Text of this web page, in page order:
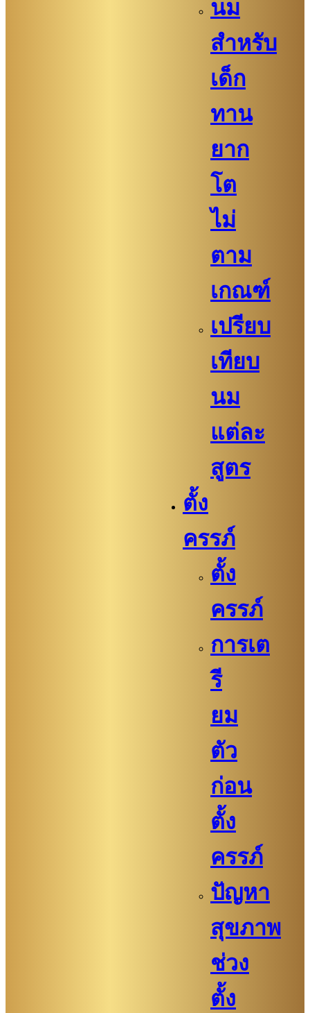
นม
สำหรับ
เด็ก
ทาน
ยาก
โต
ไม่
ตาม
เกณฑ์
เปรียบ
เทียบ
นม
แต่ละ
สูตร
ตั้ง
ครรภ์
ตั้ง
ครรภ์
การเต
รี
ยม
ตัว
ก่อน
ตั้ง
ครรภ์​
ปัญหา
สุขภาพ
ช่วง
ตั้ง